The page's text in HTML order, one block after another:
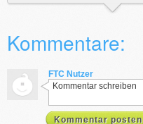
Kommentare:
FTC Nutzer
Kommentar schreiben
Kommentar posten